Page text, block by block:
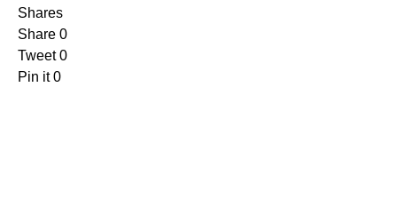
Shares
Share 0
Tweet 0
Pin it 0